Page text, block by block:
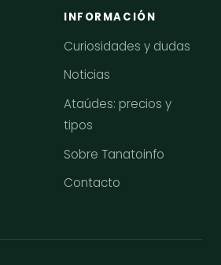
INFORMACIÓN
Curiosidades y dudas
Noticias
Ataúdes: precios y
tipos
Sobre Tanatoinfo
Contacto